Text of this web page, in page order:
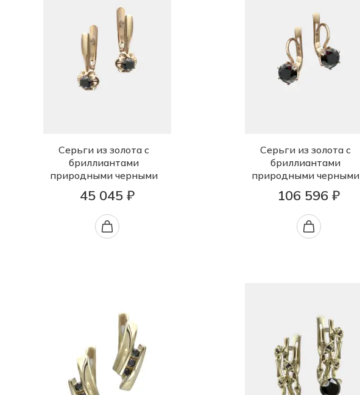
Серьги из золота с
бриллиантами
природными черными
45 045 ₽
Серьги из золота с
бриллиантами
природными черными
106 596 ₽